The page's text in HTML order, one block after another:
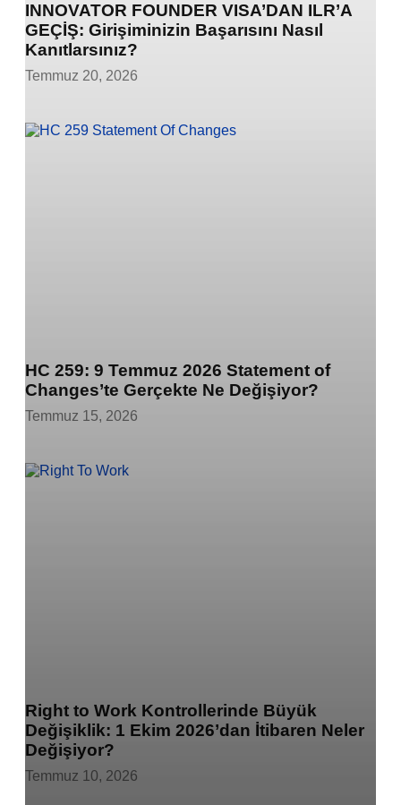
INNOVATOR FOUNDER VISA’DAN ILR’A
GEÇİŞ: Girişiminizin Başarısını Nasıl
Kanıtlarsınız?
Temmuz 20, 2026
HC 259: 9 Temmuz 2026 Statement of
Changes’te Gerçekte Ne Değişiyor?
Temmuz 15, 2026
Right to Work Kontrollerinde Büyük
Değişiklik: 1 Ekim 2026’dan İtibaren Neler
Değişiyor?
Temmuz 10, 2026